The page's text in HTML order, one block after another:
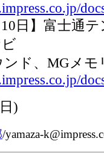
10日】富士通
ド、MGメモ
)
/yamaza-